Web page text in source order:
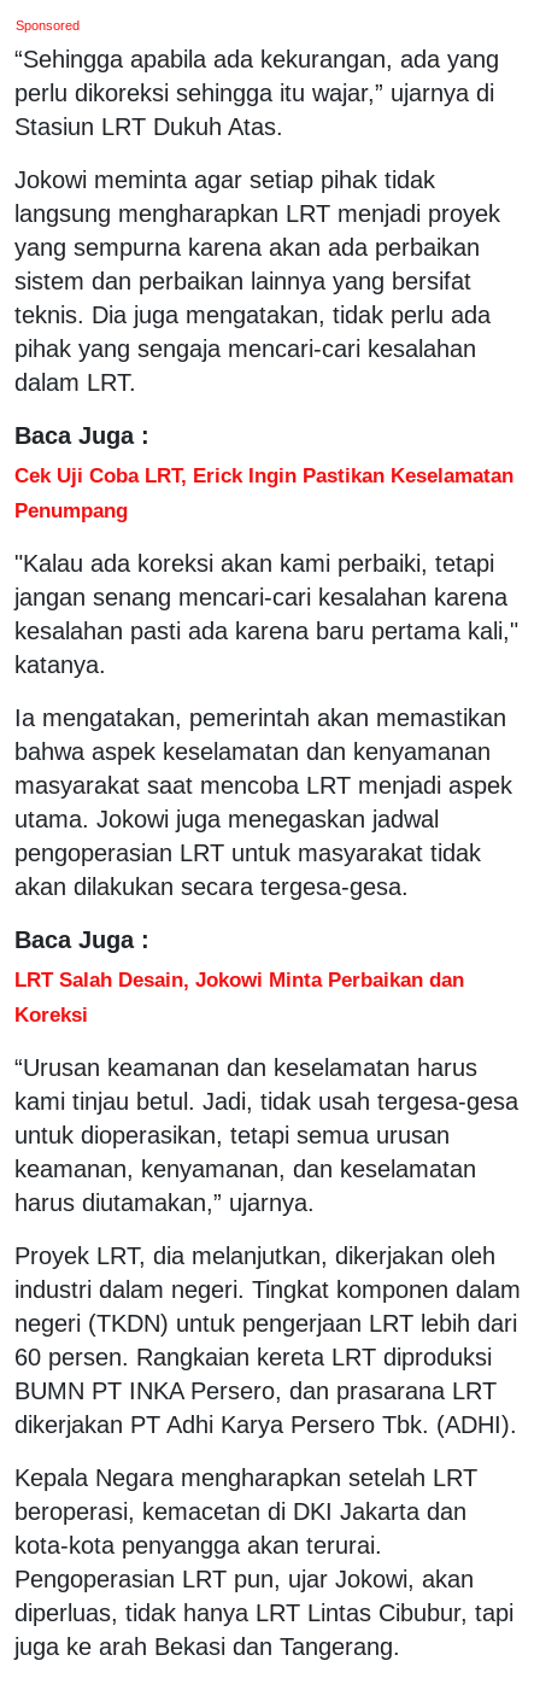
Sponsored
“Sehingga apabila ada kekurangan, ada yang
perlu dikoreksi sehingga itu wajar,” ujarnya di
Stasiun LRT Dukuh Atas.
Jokowi meminta agar setiap pihak tidak
langsung mengharapkan LRT menjadi proyek
yang sempurna karena akan ada perbaikan
sistem dan perbaikan lainnya yang bersifat
teknis. Dia juga mengatakan, tidak perlu ada
pihak yang sengaja mencari-cari kesalahan
dalam LRT.
Baca Juga :
Cek Uji Coba LRT, Erick Ingin Pastikan Keselamatan
Penumpang
"Kalau ada koreksi akan kami perbaiki, tetapi
jangan senang mencari-cari kesalahan karena
kesalahan pasti ada karena baru pertama kali,"
katanya.
Ia mengatakan, pemerintah akan memastikan
bahwa aspek keselamatan dan kenyamanan
masyarakat saat mencoba LRT menjadi aspek
utama. Jokowi juga menegaskan jadwal
pengoperasian LRT untuk masyarakat tidak
akan dilakukan secara tergesa-gesa.
Baca Juga :
LRT Salah Desain, Jokowi Minta Perbaikan dan
Koreksi
“Urusan keamanan dan keselamatan harus
kami tinjau betul. Jadi, tidak usah tergesa-gesa
untuk dioperasikan, tetapi semua urusan
keamanan, kenyamanan, dan keselamatan
harus diutamakan,” ujarnya.
Proyek LRT, dia melanjutkan, dikerjakan oleh
industri dalam negeri. Tingkat komponen dalam
negeri (TKDN) untuk pengerjaan LRT lebih dari
60 persen. Rangkaian kereta LRT diproduksi
BUMN PT INKA Persero, dan prasarana LRT
dikerjakan PT Adhi Karya Persero Tbk. (ADHI).
Kepala Negara mengharapkan setelah LRT
beroperasi, kemacetan di DKI Jakarta dan
kota-kota penyangga akan terurai.
Pengoperasian LRT pun, ujar Jokowi, akan
diperluas, tidak hanya LRT Lintas Cibubur, tapi
juga ke arah Bekasi dan Tangerang.